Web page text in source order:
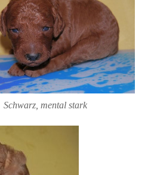
Schwarz, mental stark